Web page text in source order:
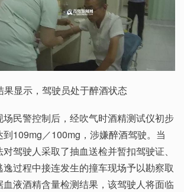
果显示，驾驶员处于醉酒状态
场民警控制后，经吹气时酒精测试仪初步
109mg／100mg，涉嫌醉酒驾驶。当
驾驶人采取了抽血送检并暂扣驾驶证、
过程中接连发生的撞车现场予以勘察取
液酒精含量检测结果，该驾驶人将面临